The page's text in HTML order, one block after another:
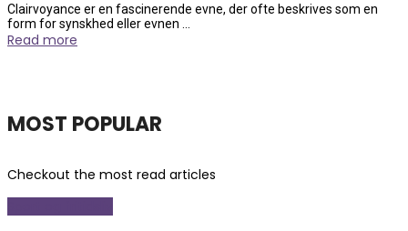
Clairvoyance er en fascinerende evne, der ofte beskrives som en
form for synskhed eller evnen ...
Read more
MOST POPULAR
Checkout the most read articles